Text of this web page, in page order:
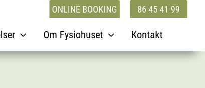
ONLINE BOOKING 86 45 41 99
Om Fysiohuset Kontakt